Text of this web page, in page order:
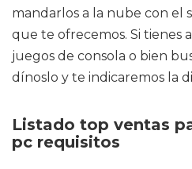
mandarlos a la nube con el
que te ofrecemos. Si tienes
juegos de consola o bien
dínoslo y te indicaremos la
Listado top ventas
pc requisitos